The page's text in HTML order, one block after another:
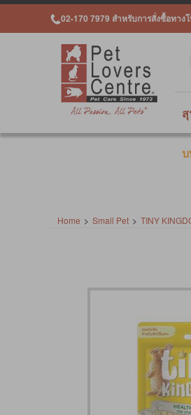
02-170 7979 สำหรับการสั่งซื้อทาง
บ
Home > Small Pet > TINY